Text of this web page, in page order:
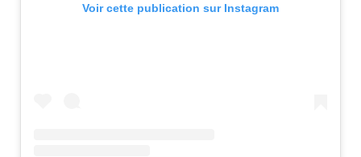
Voir cette publication sur Instagram